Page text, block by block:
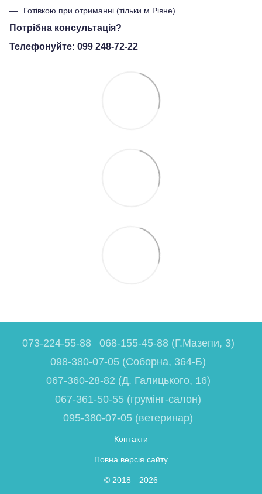
Готівкою при отриманні (тільки м.Рівне)
Потрібна консультація?
Телефонуйте: 099 248-72-22
073-224-55-88
068-155-45-88 (Г.Мазепи, 3)
098-380-07-05 (Соборна, 364-Б)
067-360-28-82 (Д. Галицького, 16)
067-361-50-55 (грумінг-салон)
095-380-07-05 (ветеринар)
Контакти
Повна версія сайту
© 2018—2026